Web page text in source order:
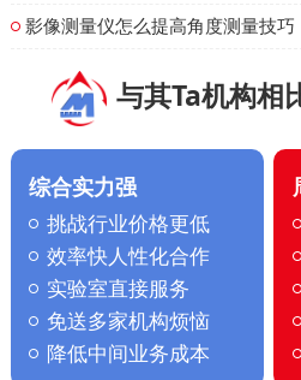
影像测量仪怎么提高角度测量技巧
与其Ta机构相
综合实力强
挑战行业价格更低
效率快人性化合作
实验室直接服务
免送多家机构烦恼
降低中间业务成本